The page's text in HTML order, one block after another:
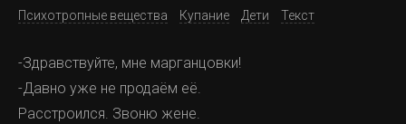
Психотропные вещества
Купание Дети Текст
-Здравствуйте, мне марганцовки!
-Давно уже не продаём её.
Расстроился. Звоню жене.